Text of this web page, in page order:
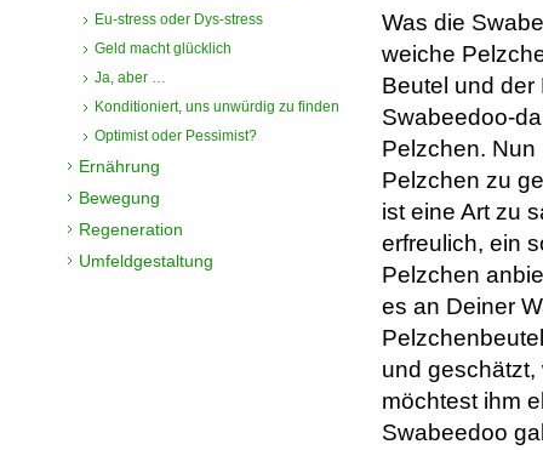
Eu-stress oder Dys-stress
Geld macht glücklich
Ja, aber …
Konditioniert, uns unwürdig zu finden
Optimist oder Pessimist?
Ernährung
Bewegung
Regeneration
Umfeldgestaltung
Was die
weiche
Beutel und der
Swabeedoo-
Pelzchen.
Pelzchen zu
ist eine Art zu
erfreulich, ein
Pelzchen
es an Deiner
und
möchtest ihm
Swabeedoo